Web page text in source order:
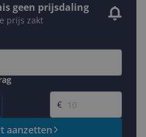
geen prijsdaling
prijs zakt
Gewenste prijs
€
aanzetten